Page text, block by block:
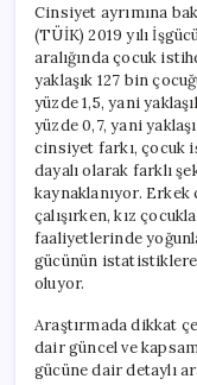
Cinsiyet ayrımına
(TÜİK) 2019 yılı
aralığında çocuk
yaklaşık 127 bin
yüzde 1,5, yani
yüzde 0,7, yani
cinsiyet farkı, çocuk
dayalı olarak farklı
kaynaklanıyor.
çalışırken, kız
faaliyetlerinde
gücünün istatistiklere
oluyor.
Araştırmada dikkat
dair güncel ve
gücüne dair detaylı